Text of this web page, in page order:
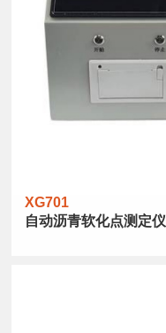
XG701
自动沥青软化点测定仪